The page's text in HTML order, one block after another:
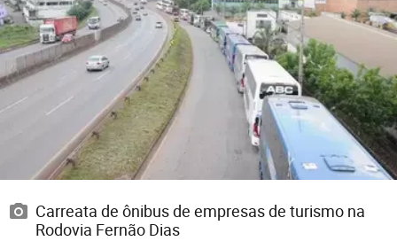
Carreata de ônibus de empresas de turismo na
Rodovia Fernão Dias